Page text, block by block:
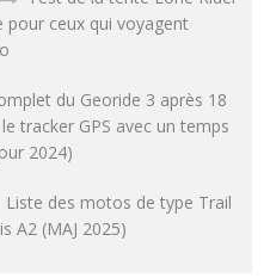
pour ceux qui voyagent
du Georide 3 après 18
tracker GPS avec un temps
2024)
Liste des motos de type Trail
A2 (MAJ 2025)